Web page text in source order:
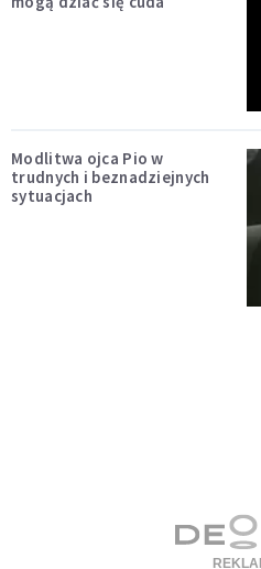
Modlitwa ojca Pio w
trudnych i beznadziejnych
sytuacjach